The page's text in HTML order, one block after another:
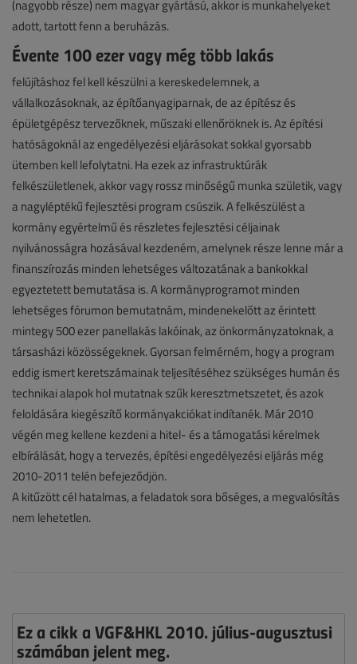
(nagyobb része) nem magyar gyártású, akkor is munkahelyeket
adott, tartott fenn a beruházás.
Évente 100 ezer vagy még több lakás
felújításhoz fel kell készülni a kereskedelemnek, a
vállalkozásoknak, az építőanyagiparnak, de az építész és
épületgépész tervezőknek, műszaki ellenőröknek is. Az építési
hatóságoknál az engedélyezési eljárásokat sokkal gyorsabb
ütemben kell lefolytatni. Ha ezek az infrastruktúrák
felkészületlenek, akkor vagy rossz minőségű munka születik, vagy
a nagyléptékű fejlesztési program csúszik. A felkészülést a
kormány egyértelmű és részletes fejlesztési céljainak
nyilvánosságra hozásával kezdeném, amelynek része lenne már a
finanszírozás minden lehetséges változatának a bankokkal
egyeztetett bemutatása is. A kormányprogramot minden
lehetséges fórumon bemutatnám, mindenekelőtt az érintett
mintegy 500 ezer panellakás lakóinak, az önkormányzatoknak, a
társasházi közösségeknek. Gyorsan felmérném, hogy a program
eddig ismert keretszámainak teljesítéséhez szükséges humán és
technikai alapok hol mutatnak szűk keresztmetszetet, és azok
feloldására kiegészítő kormányakciókat indítanék. Már 2010
végén meg kellene kezdeni a hitel- és a támogatási kérelmek
elbírálását, hogy a tervezés, építési engedélyezési eljárás még
2010-2011 telén befejeződjön.
A kitűzött cél hatalmas, a feladatok sora bőséges, a megvalósítás
nem lehetetlen.
Ez a cikk a VGF&HKL 2010. július-augusztusi
számában jelent meg.